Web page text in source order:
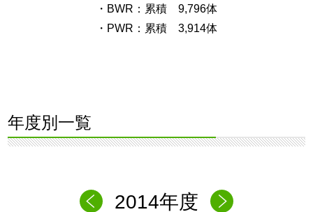
・BWR：累積 9,796体
・PWR：累積 3,914体
年度別一覧
2014年度